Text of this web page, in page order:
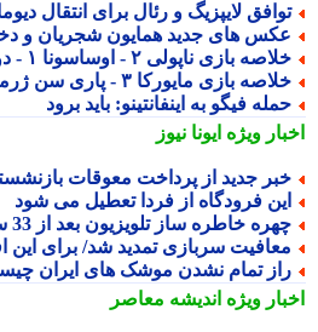
لایپزیگ و رئال برای انتقال دیومانده
های جدید همایون شجریان و
بازی ناپولی ۲ - اوساسونا ۱ - دوستانه باشگاهی
بازی مایورکا ۳ - پاری سن ژرمن ۰ | دوستانه باشگاهی
فیگو به اینفانتینو: باید برود
ویژهایونا نیوز
جدید از پرداخت معوقات
فرودگاه از فردا تعطیل می شود
خاطره ساز تلویزیون بعد از 33 سال برگشت
سربازی تمدید شد/ برای این افراد تا
تمام نشدن موشک های ایران
ویژهاندیشه معاصر